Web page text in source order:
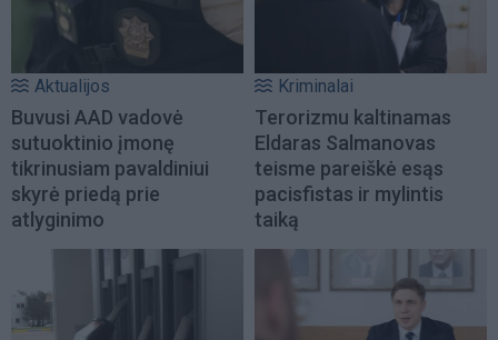
Aktualijos
Buvusi AAD vadovė
sutuoktinio įmonę
tikrinusiam pavaldiniui
skyrė priedą prie
atlyginimo
Kriminalai
Terorizmu kaltinamas
Eldaras Salmanovas
teisme pareiškė esąs
pacisfistas ir mylintis
taiką